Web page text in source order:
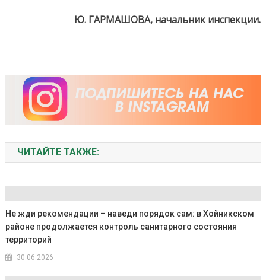
Ю. ГАРМАШОВА, начальник инспекции.
ЧИТАЙТЕ ТАКЖЕ:
Не жди рекомендации – наведи порядок сам: в Хойникском
районе продолжается контроль санитарного состояния
территорий
30.06.2026